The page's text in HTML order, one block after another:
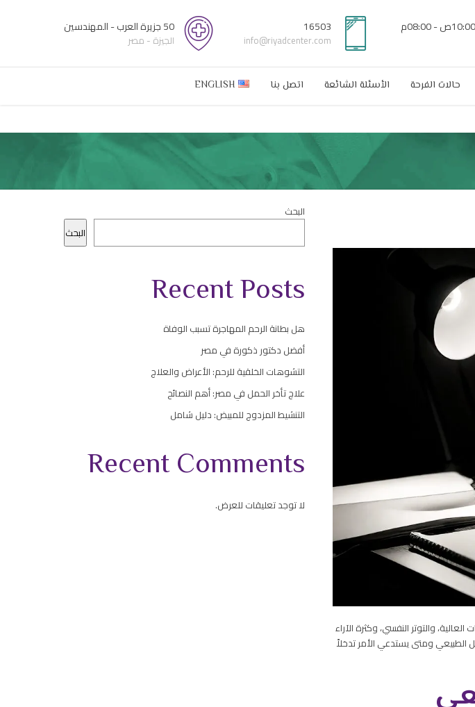
16503
info@riyadcenter.com
50 جزيرة العرب - المهندسين
الجيزة - مصر
حالات الفرحة الأسئلة الشائعة اتصل بنا ENGLISH
والتوتر النفسي، وكثرة الآراء
الطبيعي ومتى يستدعي الأمر تدخلاً
البحث
البحث
Recent Posts
هل بطانة الرحم المهاجرة تسبب الوفاة
أفضل دكتور ذكورة في مصر
التشوهات الخلقية للرحم: الأعراض والعلاج
علاج تأخر الحمل في مصر: أهم النصائح
التنشيط المزدوج للمبيض: دليل شامل
Recent Comments
لا توجد تعليقات للعرض.